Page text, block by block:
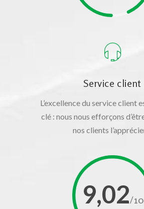
Service client
L’excellence du service client
clé : nous nous efforçons
nos clients
9,02/10